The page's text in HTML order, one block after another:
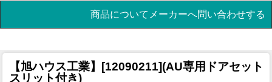
商品についてメーカーへ問い合わせする
【旭ハウス工業】[12090211](AU専用ドアセット
スリット付き)